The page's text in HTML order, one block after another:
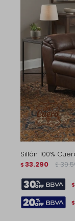
Sillón 100%
$ 33.290 $
$
$